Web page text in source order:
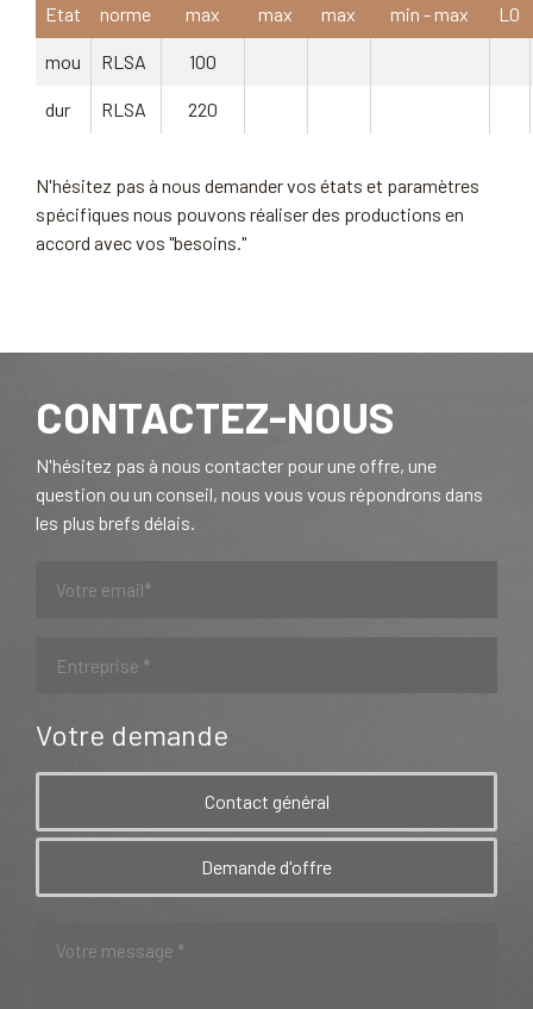
Etat
norme
max
max
max
min - max L0
mou RLSA 100
dur RLSA 220
N'hésitez pas à nous demander vos états et paramètres
spécifiques nous pouvons réaliser des productions en
accord avec vos "besoins."
CONTACTEZ-NOUS
N'hésitez pas à nous contacter pour une offre, une
question ou un conseil, nous vous vous répondrons dans
les plus brefs délais.
Votre demande
Contact général
Demande d'offre